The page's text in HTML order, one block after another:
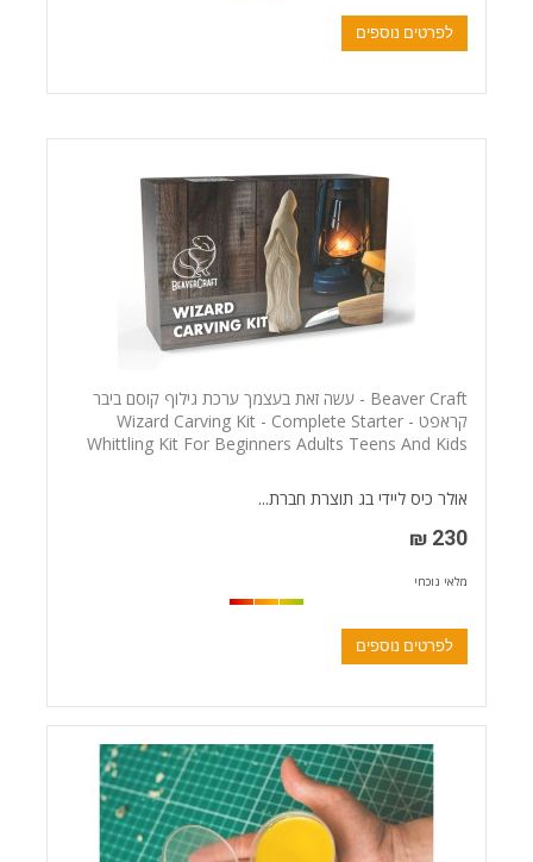
לפרטים נוספים
Beaver Craft - עשה זאת בעצמך ערכת גילוף קוסם ביבר
קראפט - Wizard Carving Kit - Complete Starter
Whittling Kit For Beginners Adults Teens And Kids
אולר כיס ליידי בג תוצרת חברת...
230 ₪
מלאי נוכחי
לפרטים נוספים